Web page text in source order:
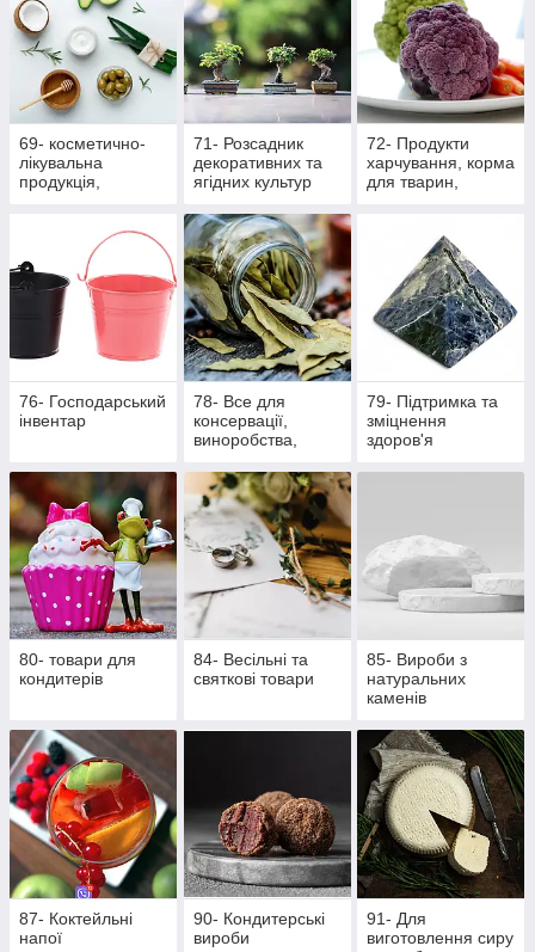
69- косметично-
лікувальна
продукція,
71- Розсадник
декоративних та
ягідних культур
72- Продукти
харчування, корма
для тварин,
76- Господарський
інвентар
78- Все для
консервації,
виноробства,
79- Підтримка та
зміцнення
здоров'я
80- товари для
кондитерів
84- Весільні та
святкові товари
85- Вироби з
натуральних
каменів
87- Коктейльні
напої
90- Кондитерські
вироби
91- Для
виготовлення сиру